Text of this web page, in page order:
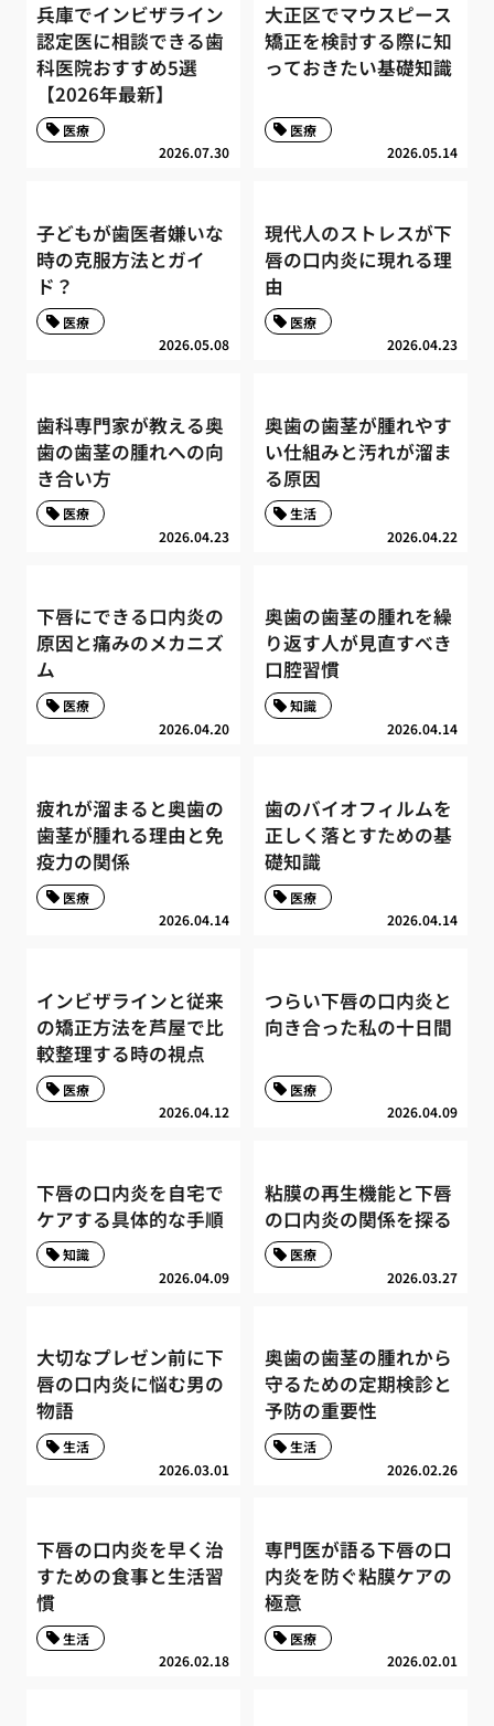
兵庫でインビザライン
認定医に相談できる歯
科医院おすすめ5選
【2026年最新】
2026.07.30
医療
大正区でマウスピース
矯正を検討する際に知
っておきたい基礎知識
2026.05.14
医療
子どもが歯医者嫌いな
時の克服方法とガイ
ド？
2026.05.08
医療
現代人のストレスが下
唇の口内炎に現れる理
由
2026.04.23
医療
歯科専門家が教える奥
歯の歯茎の腫れへの向
き合い方
2026.04.23
医療
奥歯の歯茎が腫れやす
い仕組みと汚れが溜ま
る原因
2026.04.22
生活
下唇にできる口内炎の
原因と痛みのメカニズ
ム
2026.04.20
医療
奥歯の歯茎の腫れを繰
り返す人が見直すべき
口腔習慣
2026.04.14
知識
疲れが溜まると奥歯の
歯茎が腫れる理由と免
疫力の関係
2026.04.14
医療
歯のバイオフィルムを
正しく落とすための基
礎知識
2026.04.14
医療
インビザラインと従来
の矯正方法を芦屋で比
較整理する時の視点
2026.04.12
医療
つらい下唇の口内炎と
向き合った私の十日間
2026.04.09
医療
下唇の口内炎を自宅で
ケアする具体的な手順
2026.04.09
知識
粘膜の再生機能と下唇
の口内炎の関係を探る
2026.03.27
医療
大切なプレゼン前に下
唇の口内炎に悩む男の
物語
2026.03.01
生活
奥歯の歯茎の腫れから
守るための定期検診と
予防の重要性
2026.02.26
生活
下唇の口内炎を早く治
すための食事と生活習
慣
2026.02.18
生活
専門医が語る下唇の口
内炎を防ぐ粘膜ケアの
極意
2026.02.01
医療